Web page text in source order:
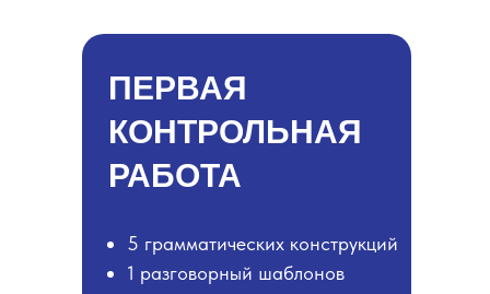
ПЕРВАЯ
КОНТРОЛЬНАЯ
РАБОТА
5 грамматических конструкций
1 разговорный шаблонов